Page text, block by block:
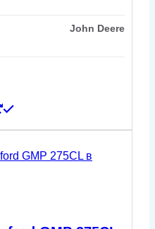
John Deere